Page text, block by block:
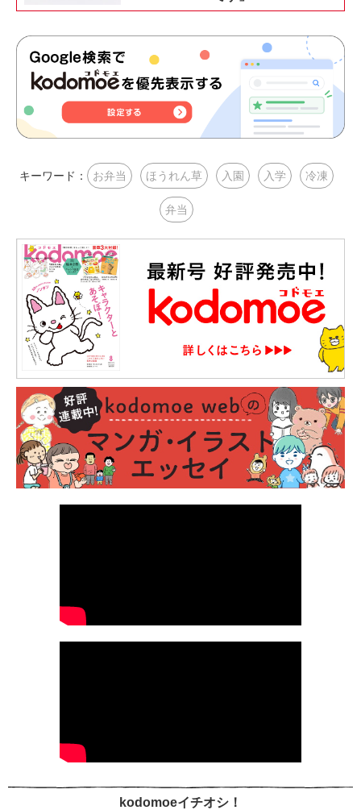
キーワード： お弁当 ほうれん草 入園 入学 冷凍
弁当
kodomoeイチオシ！